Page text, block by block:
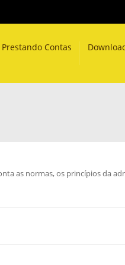
Prestando Contas
as normas, os princípios da